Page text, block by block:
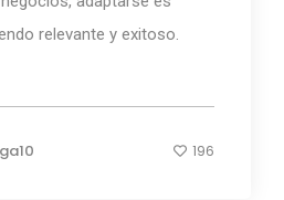
relevante y exitoso.
196